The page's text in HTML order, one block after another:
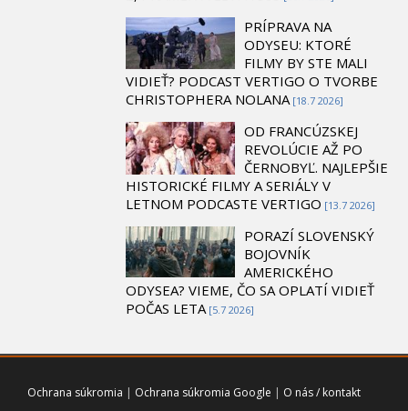
PRÍPRAVA NA
ODYSEU: KTORÉ
FILMY BY STE MALI
VIDIEŤ? PODCAST VERTIGO O TVORBE
CHRISTOPHERA NOLANA [18.7 2026]
OD FRANCÚZSKEJ
REVOLÚCIE AŽ PO
ČERNOBYĽ. NAJLEPŠIE
HISTORICKÉ FILMY A SERIÁLY V
LETNOM PODCASTE VERTIGO [13.7 2026]
PORAZÍ SLOVENSKÝ
BOJOVNÍK
AMERICKÉHO
ODYSEA? VIEME, ČO SA OPLATÍ VIDIEŤ
POČAS LETA [5.7 2026]
Ochrana súkromia | Ochrana súkromia Google | O nás / kontakt